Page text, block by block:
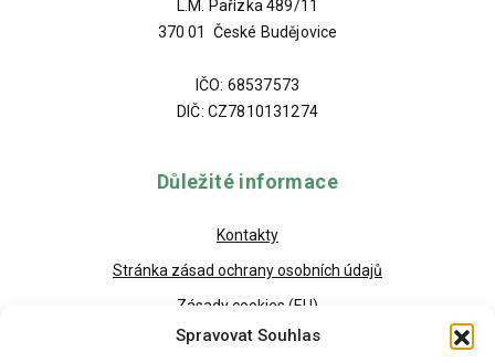
Spravovat Souhlas
L.M. Pařízka 489/11
370 01 České Budějovice
IČO: 68537573
DIČ: CZ7810131274
Důležité informace
Kontakty
Stránka zásad ochrany osobních údajů
Zásady cookies (EU)